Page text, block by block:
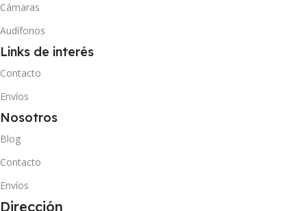
Cámaras
Audífonos
Links de interés
Contacto
Envíos
Nosotros
Blog
Contacto
Envíos
Dirección